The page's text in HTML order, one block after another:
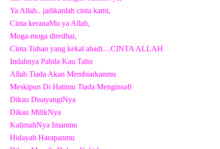
Ya Allah.. jadikanlah cinta kami,
Cinta keranaMu ya Allah,
Moga-moga diredhai,
Cinta Tuhan yang kekal abadi…CINTA ALLAH
Indahnya Pabila Kau Tahu
Allah Tiada Akan Membiarkanmu
Meskipun Di Hatimu Tiada Menginsafi
Dikau DisayangiNya
Dikau MilikNya
KalimahNya Imanmu
Hidayah Harapanmu